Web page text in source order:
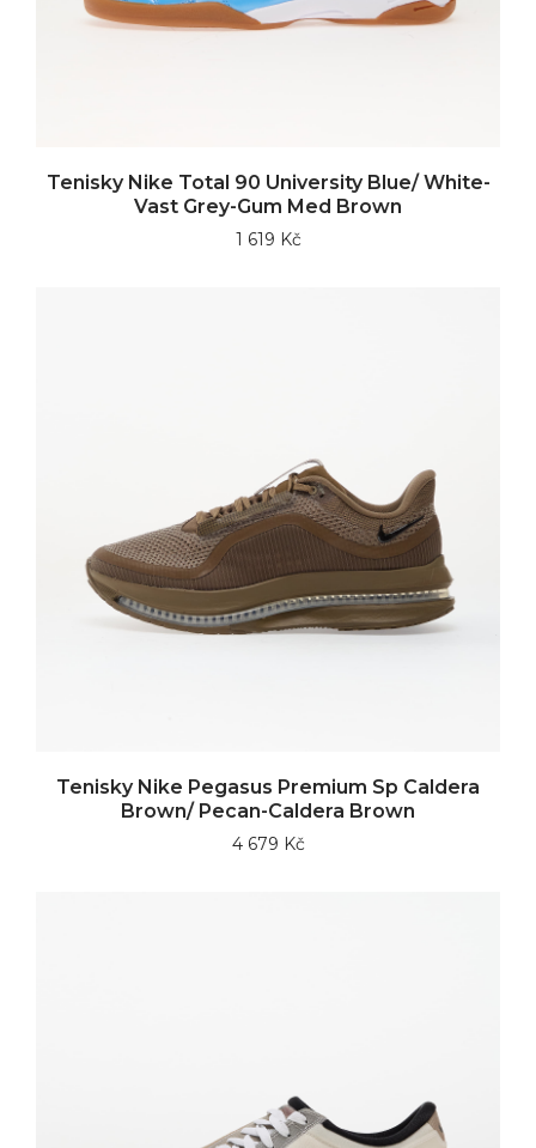
Tenisky Nike Total 90 University Blue/ White-
Vast Grey-Gum Med Brown
1 619 Kč
Tenisky Nike Pegasus Premium Sp Caldera
Brown/ Pecan-Caldera Brown
4 679 Kč